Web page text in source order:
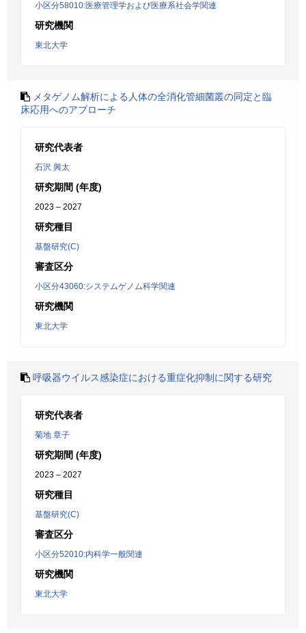
小区分58010:医療管理学および医療系社会学関連
研究機関
東北大学
メタゲノム解析による人体の全消化管細菌叢の同定と臨
床応用へのアプローチ
研究代表者
石沢 興太
研究期間 (年度)
2023 – 2027
研究種目
基盤研究(C)
審査区分
小区分43060:システムゲノム科学関連
研究機関
東北大学
呼吸器ウイルス感染症における重症化抑制に関する研究
研究代表者
菊地 章子
研究期間 (年度)
2023 – 2027
研究種目
基盤研究(C)
審査区分
小区分52010:内科学一般関連
研究機関
東北大学